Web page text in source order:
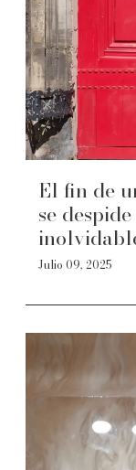
El fin de
se
Julio 09, 2025